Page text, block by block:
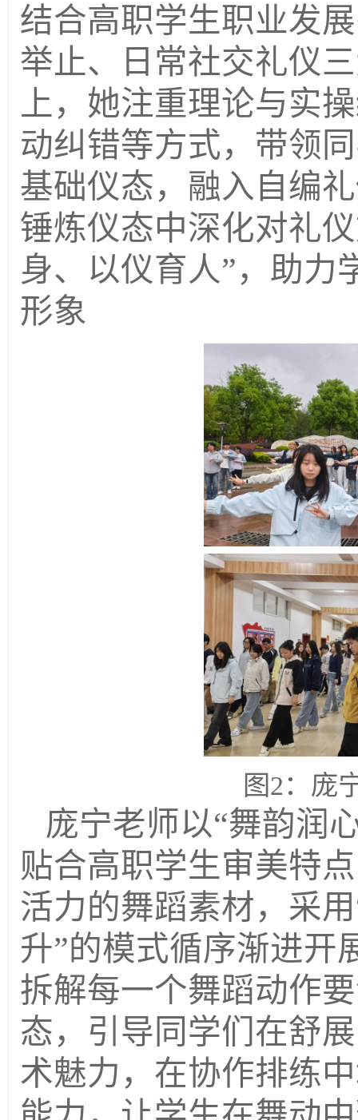
结合高职学生职业发
举止、日常社交礼仪
上，她注重理论与实
动纠错等方式，带领
基础仪态，融入自编
锤炼仪态中深化对礼
身、以仪育人”，助力
形象
图2：庞
庞宁老师以“舞韵润
贴合高职学生审美特
活力的舞蹈素材，采
升”的模式循序渐进开
拆解每一个舞蹈动作
态，引导同学们在舒
术魅力，在协作排练